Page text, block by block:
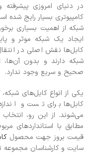
در دنیای امروزی پیشرفته
کامپیوتری بسیار رایج شده
شبکه از اهمیت بسیاری
ایجاد یک شبکه موثر و
کابل‌ها نقش اصلی در
شبکه دارند و بدون آن‌ها،
صحیح و سریع وجود ندارد.
یکی از انواع کابل‌های
کابل‌ها برای تست و
می‌شوند. از این رو،
مطابق با استانداردهای
قیمت بروز جهت محصول
سایت و کارشناسان